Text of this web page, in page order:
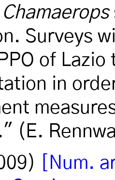
Chamaerops
Surveys
of
in
(E.
[Num.